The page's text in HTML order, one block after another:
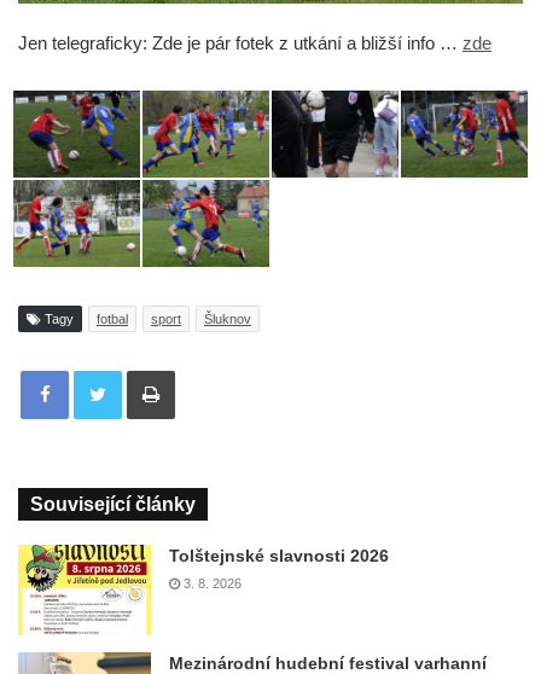
Jen telegraficky: Zde je pár fotek z utkání a bližší info … zde
Tagy fotbal sport Šluknov
Tisknout
Související články
Tolštejnské slavnosti 2026
3. 8. 2026
Mezinárodní hudební festival varhanní